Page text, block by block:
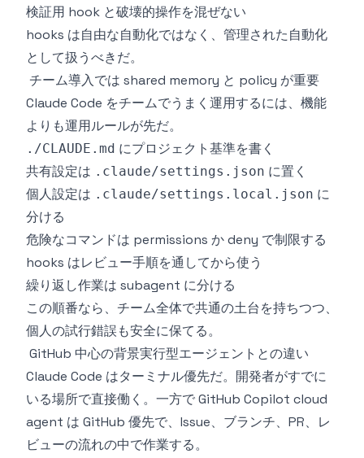
検証用 hook と破壊的操作を混ぜない
hooks は自由な自動化ではなく、管理された自動化
として扱うべきだ。
チーム導入では shared memory と policy が重要
Claude Code をチームでうまく運用するには、機能
よりも運用ルールが先だ。
./CLAUDE.md にプロジェクト基準を書く
共有設定は .claude/settings.json に置く
個人設定は .claude/settings.local.json に
分ける
危険なコマンドは permissions か deny で制限する
hooks はレビュー手順を通してから使う
繰り返し作業は subagent に分ける
この順番なら、チーム全体で共通の土台を持ちつつ、
個人の試行錯誤も安全に保てる。
GitHub 中心の背景実行型エージェントとの違い
Claude Code はターミナル優先だ。開発者がすでに
いる場所で直接働く。一方で GitHub Copilot cloud
agent は GitHub 優先で、Issue、ブランチ、PR、レ
ビューの流れの中で作業する。